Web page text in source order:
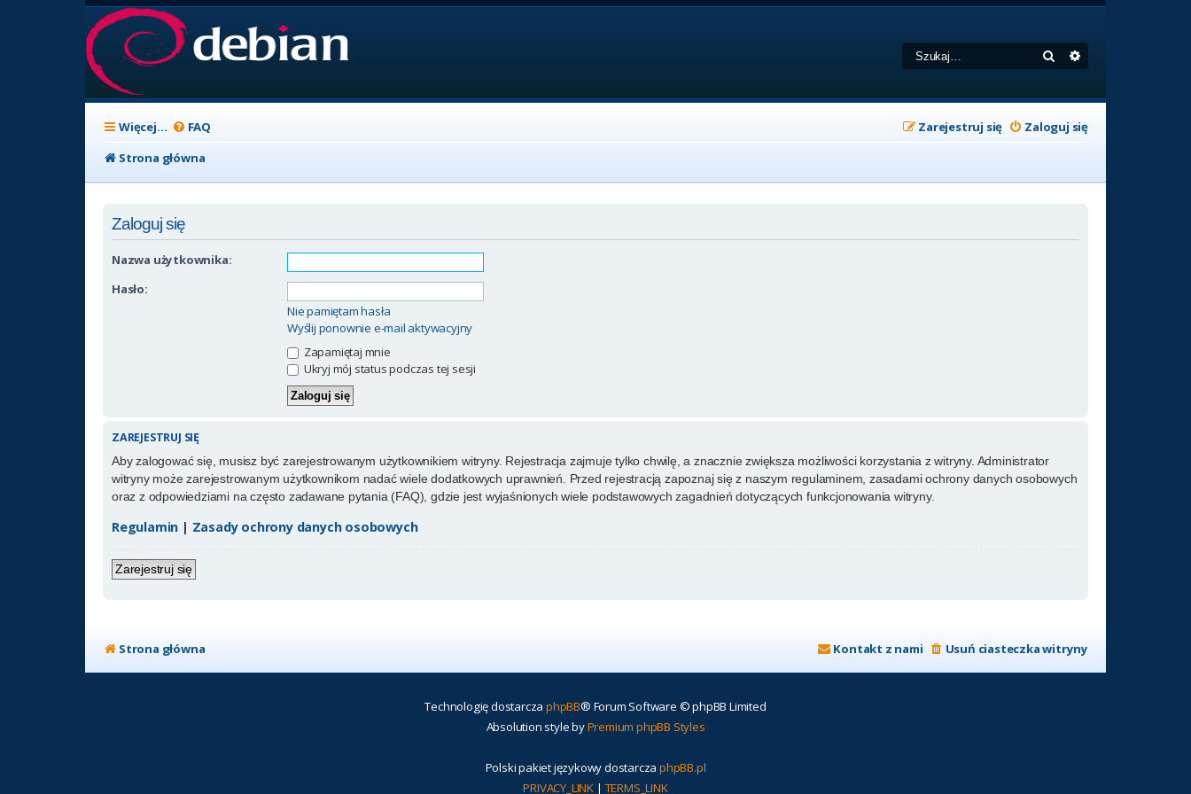
Szukaj
Więcej… FAQ Zaloguj się
Zarejestruj się
Strona główna
Zaloguj się
Nazwa użytkownika:
Hasło:
Nie pamiętam hasła
Wyślij ponownie e-mail aktywacyjny
Zapamiętaj mnie
Ukryj mój status podczas tej sesji
ZAREJESTRUJ SIĘ
Aby zalogować się, musisz być zarejestrowanym użytkownikiem witryny. Rejestracja zajmuje tylko chwilę, a znacznie zwiększa możliwości korzystania z witryny. Administrator
witryny może zarejestrowanym użytkownikom nadać wiele dodatkowych uprawnień. Przed rejestracją zapoznaj się z naszym regulaminem, zasadami ochrony danych osobowych
oraz z odpowiedziami na często zadawane pytania (FAQ), gdzie jest wyjaśnionych wiele podstawowych zagadnień dotyczących funkcjonowania witryny.
Regulamin | Zasady ochrony danych osobowych
Zarejestruj się
Strona główna Usuń ciasteczka witryny
Kontakt z nami
Technologię dostarcza phpBB® Forum Software © phpBB Limited
Absolution style byPremium phpBB Styles
Polski pakiet językowy dostarcza phpBB.pl
PRIVACY_LINK | TERMS_LINK